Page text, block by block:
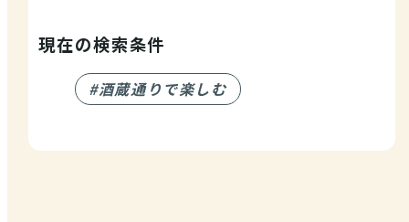
現在の検索条件
#酒蔵通りで楽しむ
注目コンテンツ
PICK UP
西条酒蔵通り特設ページ